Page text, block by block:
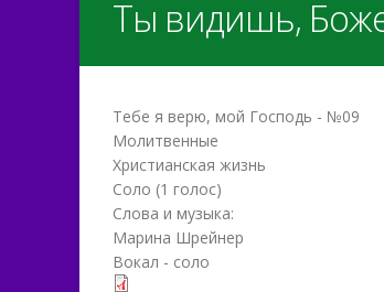
Ты видишь,
Тебе я верю, мой Господь - №09
Молитвенные
Христианская жизнь
Соло (1 голос)
Слова и музыка:
Марина Шрейнер
Вокал - соло